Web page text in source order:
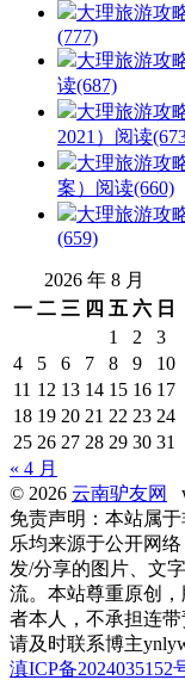
大理旅游攻
(777)
大理旅游攻
读(687)
大理旅游攻
2021） 阅读
大理旅游攻
案） 阅读(660)
大理旅游攻
(659)
2026 年 8 月
一 二 三 四 五 六 日
1
2
3
4
5 6 7 8 9
10
11 12 13 14 15 16 17
18 19 20 21 22 23 24
25 26 27 28 29 30 31
« 4 月
© 2026 云南驴友网
免责声明：本站属
乐均来源于公开网
发/分享的图片、文
流。本站尊重原创
者本人，不承担连
请及时联系博主
滇ICP备2024035152